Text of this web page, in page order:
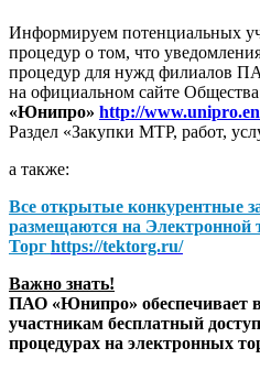
Информируем потенциальных
процедур о том, что
процедур для нужд филиалов
на официальном сайте
«Юнипро» http://
Раздел «Закупки МТР, работ,
а также:
Все открытые конкурентные
размещаются на Электронной
Торг https://tektorg.ru/
Важно знать!
ПАО «Юнипро» обеспечивает
участникам бесплатный
процедурах на электронных